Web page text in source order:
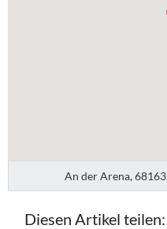
An der Arena,
Diesen Artikel teilen: